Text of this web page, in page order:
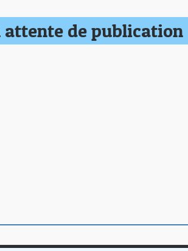
attente de publication